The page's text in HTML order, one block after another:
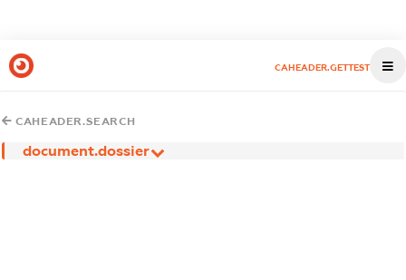
CAHEADER.GETTEST
CAHEADER.SEARCH
document.dossier